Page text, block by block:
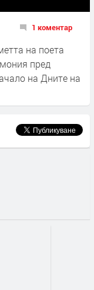
1 коментар
на поета
пред
на Дните на